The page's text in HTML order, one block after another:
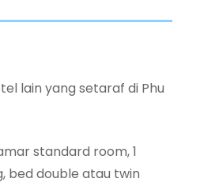
lain yang setaraf di Phu
standard room, 1
bed double atau twin